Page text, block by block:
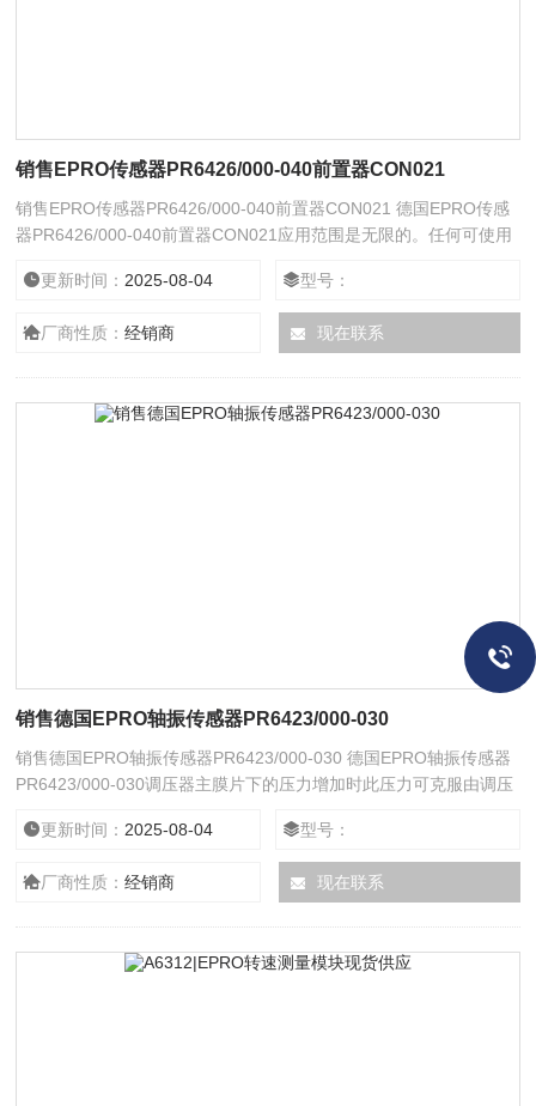
销售EPRO传感器PR6426/000-040前置器CON021
销售EPRO传感器PR6426/000-040前置器CON021 德国EPRO传感
器PR6426/000-040前置器CON021应用范围是无限的。任何可使用
相关的技术支持降低用户系统集成的成本，提高测试系统的灵活性保
护的需求。模块化安装系统提供了的完整仪表安装系列，用于压力水
平和流量测量。组件设计具有正向后座
更新时间： 2025-08-04 型号：
厂商性质：经销商 现在联系
销售德国EPRO轴振传感器PR6423/000-030
销售德国EPRO轴振传感器PR6423/000-030 德国EPRO轴振传感器
PR6423/000-030调压器主膜片下的压力增加时此压力可克服由调压
阀芯组件移至更靠近阀口的位置并减少气体流动。如果下游需求增
加，则调压器主膜片下的压力会下降。弹簧力将推杆组件向下推动，
平衡阀芯组件离开阀口，由于调压器主膜片下的压力降低，随着调压
更新时间： 2025-08-04 型号：
厂商性质：经销商 现在联系